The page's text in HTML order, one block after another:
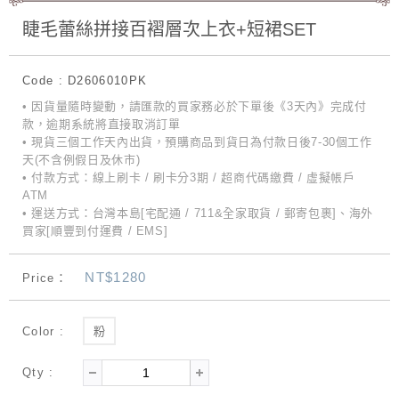
睫毛蕾絲拼接百褶層次上衣+短裙SET
Code : D2606010PK
• 因貨量隨時變動，請匯款的買家務必於下單後《3天內》完成付
款，逾期系統將直接取消訂單
• 現貨三個工作天內出貨，預購商品到貨日為付款日後7-30個工作
天(不含例假日及休市)
• 付款方式：線上刷卡 / 刷卡分3期 / 超商代碼繳費 / 虛擬帳戶
ATM
• 運送方式：台灣本島[宅配通 / 711&全家取貨 / 郵寄包裹]、海外
買家[順豐到付運費 / EMS]
Price： NT$1280
Color : 粉
Qty :